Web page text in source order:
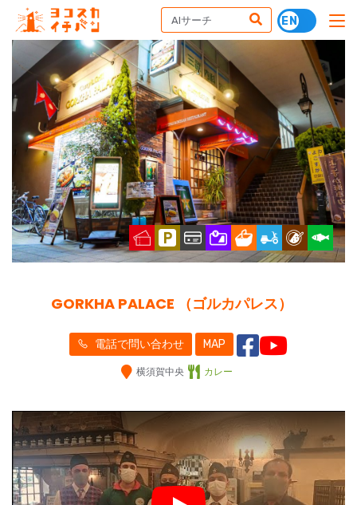
GORKHA PALACE （ゴルカパレス）
電話で問い合わせ MAP
横須賀中央 カレー